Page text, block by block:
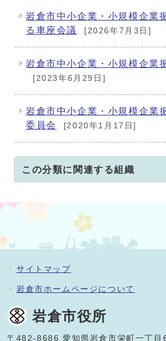
メインメニュー
岩倉市中小企業・小規模企業
る車座会議
[2026年7月3日]
岩倉市中小企業・小規模企業
[2023年6月29日]
岩倉市中小企業・小規模企業
委員会
[2020年1月17日]
この分類に関連する組織
サイトマップ
岩倉市ホームページについて
岩倉市役所
〒482-8686 愛知県岩倉市栄町一丁